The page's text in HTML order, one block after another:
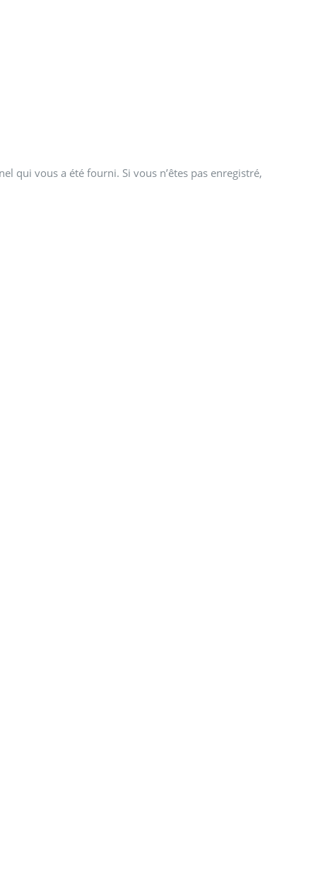
qui vous a été fourni. Si vous n’êtes pas enregistré,